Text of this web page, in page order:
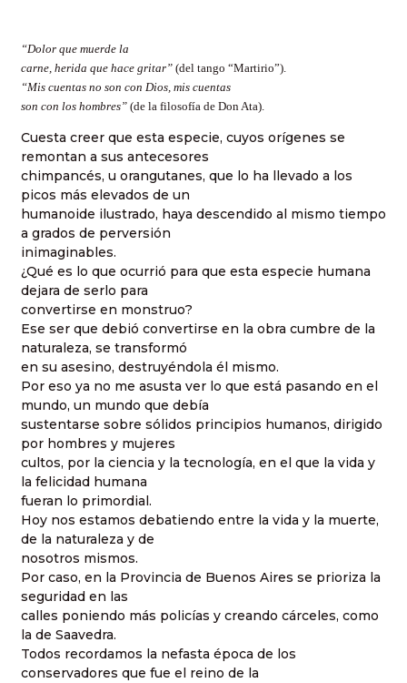
“Dolor que muerde la
carne, herida que hace gritar” (del tango “Martirio”).
“Mis cuentas no son con Dios, mis cuentas
son con los hombres” (de la filosofía de Don Ata).
Cuesta creer que esta especie, cuyos orígenes se
remontan a sus antecesores
chimpancés, u orangutanes, que lo ha llevado a los
picos más elevados de un
humanoide ilustrado, haya descendido al mismo tiempo
a grados de perversión
inimaginables.
¿Qué es lo que ocurrió para que esta especie humana
dejara de serlo para
convertirse en monstruo?
Ese ser que debió convertirse en la obra cumbre de la
naturaleza, se transformó
en su asesino, destruyéndola él mismo.
Por eso ya no me asusta ver lo que está pasando en el
mundo, un mundo que debía
sustentarse sobre sólidos principios humanos, dirigido
por hombres y mujeres
cultos, por la ciencia y la tecnología, en el que la vida y
la felicidad humana
fueran lo primordial.
Hoy nos estamos debatiendo entre la vida y la muerte,
de la naturaleza y de
nosotros mismos.
Por caso, en la Provincia de Buenos Aires se prioriza la
seguridad en las
calles poniendo más policías y creando cárceles, como
la de Saavedra.
Todos recordamos la nefasta época de los
conservadores que fue el reino de la